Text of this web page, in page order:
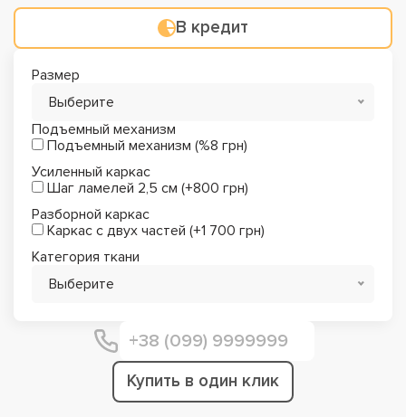
В кредит
Размер
Выберите
Подъемный механизм
Подъемный механизм (%8 грн)
Усиленный каркас
Шаг ламелей 2,5 см (+800 грн)
Разборной каркас
Каркас с двух частей (+1 700 грн)
Категория ткани
Выберите
Купить в один клик